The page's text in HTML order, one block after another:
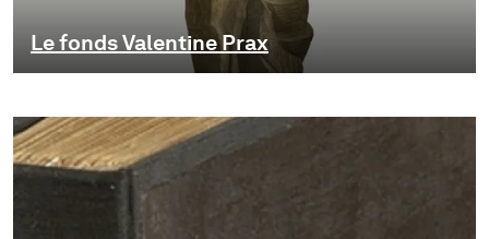
Le fonds Valentine Prax